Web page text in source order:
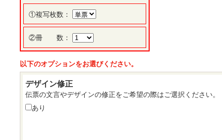
①複写枚数：
②冊 数：
以下のオプションをお選びください。
デザイン修正
伝票の文言やデザインの修正をご希望の際はご選択ください。
あり